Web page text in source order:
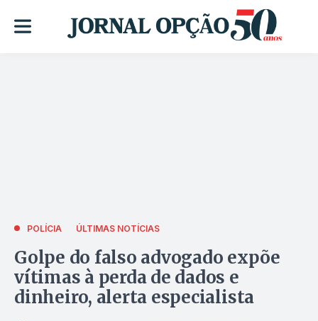
POLÍCIA ÚLTIMAS NOTÍCIAS
Golpe do falso advogado expõe
vítimas à perda de dados e
dinheiro, alerta especialista